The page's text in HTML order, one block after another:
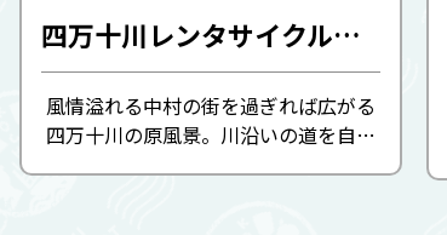
四万十川レンタサイクル（四万十市観光協会）
風情溢れる中村の街を過ぎれば広がる
四万十川の原風景。川沿いの道を自転